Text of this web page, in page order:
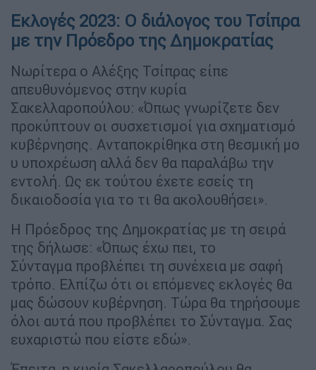
Εκλογές 2023: Ο διάλογος του Τσίπρα
με την Πρόεδρο της Δημοκρατίας
Nωρίτερα ο Αλέξης Τσίπρας είπε
απευθυνόμενος στην κυρία
Σακελλαροπούλου: «Όπως γνωρίζετε δεν
προκύπτουν οι συσχετισμοί για σχηματισμό
κυβέρνησης. Ανταποκρίθηκα στη θεσμική μο
υ υποχρέωση αλλά δεν θα παραλάβω την
εντολή. Ως εκ τούτου έχετε εσείς τη
δικαιοδοσία για το τι θα ακολουθήσει».
Η Πρόεδρος της Δημοκρατίας με τη σειρά
της δήλωσε: «Όπως έχω πει, το
Σύνταγμα προβλέπει τη συνέχεια με σαφή
τρόπο. Ελπίζω ότι οι επόμενες εκλογές θα
μας δώσουν κυβέρνηση. Τώρα θα τηρήσουμε
όλοι αυτά που προβλέπει το Σύνταγμα. Σας
ευχαριστώ που είστε εδώ».